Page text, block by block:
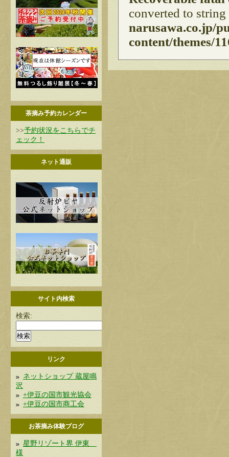
茶摘み予約カレンダー
>>予約状況をこちらでチ
ェック！
ネット通販
サイト内検索
検索:
リンク
ネットショップ 蔵屋鳴
沢
+伊豆の国市観光協会
+伊豆の国市商工会
お茶摘み体験ブログ
星野リゾート界 伊東
様
converted to
narusawa.co.jp/
content/themes/